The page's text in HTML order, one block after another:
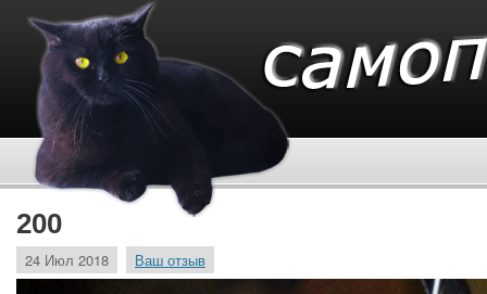
200
24 Июл 2018 Ваш отзыв